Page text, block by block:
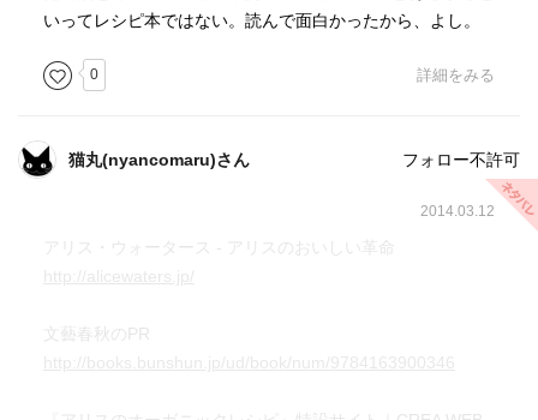
いってレシピ本ではない。読んで面白かったから、よし。
0 詳細をみる
猫丸(nyancomaru)さん フォロー不許可
2014.03.12
アリス・ウォータース - アリスのおいしい革命
文藝春秋のPR